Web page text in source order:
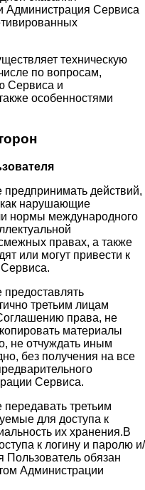
Администрация Сервиса
техническую
по вопросам,
Сервиса и
особенностями
предпринимать действий,
как нарушающие
нормы международного
правах, а также
или могут привести к
предоставлять
третьим лицам
права, не
материалы
не отчуждать иным
без получения на все
Сервиса.
передавать третьим
для доступа к
их хранения.В
к логину и паролю и/
Пользователь обязан
Администрации